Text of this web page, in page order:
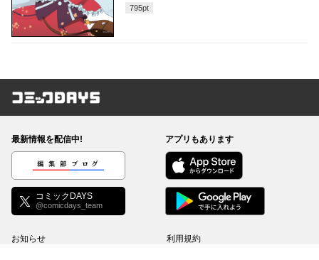
795pt
コミックDAYS
最新情報を配信中!
編集部ブログ
コミックDAYS
@comicdays_team
アプリもあります
お知らせ
利用規約